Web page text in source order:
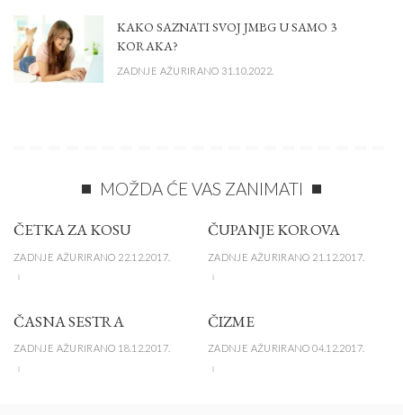
KAKO SAZNATI SVOJ JMBG U SAMO 3
KORAKA?
ZADNJE AŽURIRANO 31.10.2022.
MOŽDA ĆE VAS ZANIMATI
ČETKA ZA KOSU
ZADNJE AŽURIRANO 22.12.2017.
ČUPANJE KOROVA
ZADNJE AŽURIRANO 21.12.2017.
ČASNA SESTRA
ZADNJE AŽURIRANO 18.12.2017.
ČIZME
ZADNJE AŽURIRANO 04.12.2017.